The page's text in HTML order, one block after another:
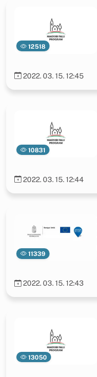
12518
2022. 03. 15. 12:45
10831
2022. 03. 15. 12:44
11339
2022. 03. 15. 12:43
13050